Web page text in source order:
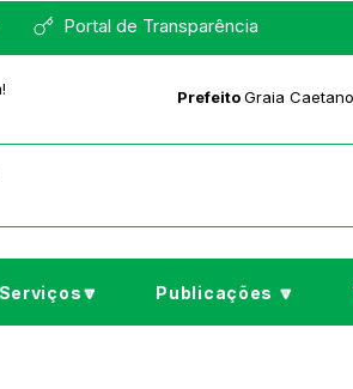
Portal de Transparência
PrefeitoGraia
Serviços🔽 Publicações 🔽